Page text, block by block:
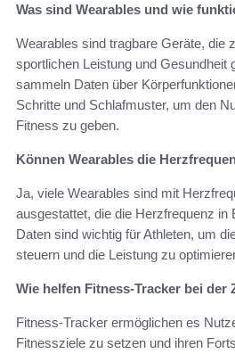
Was sind Wearables und wie
Wearables sind tragbare Geräte, die
sportlichen Leistung und Gesundheit
sammeln Daten über
Schritte und Schlafmuster, um den
Fitness zu geben.
Können Wearables die
Ja, viele Wearables sind mit
ausgestattet, die die Herzfrequenz
Daten sind wichtig für Athleten, um
steuern und die Leistung zu
Wie helfen Fitness-Tracker bei der
Fitness-Tracker ermöglichen es
Fitnessziele zu setzen und ihren